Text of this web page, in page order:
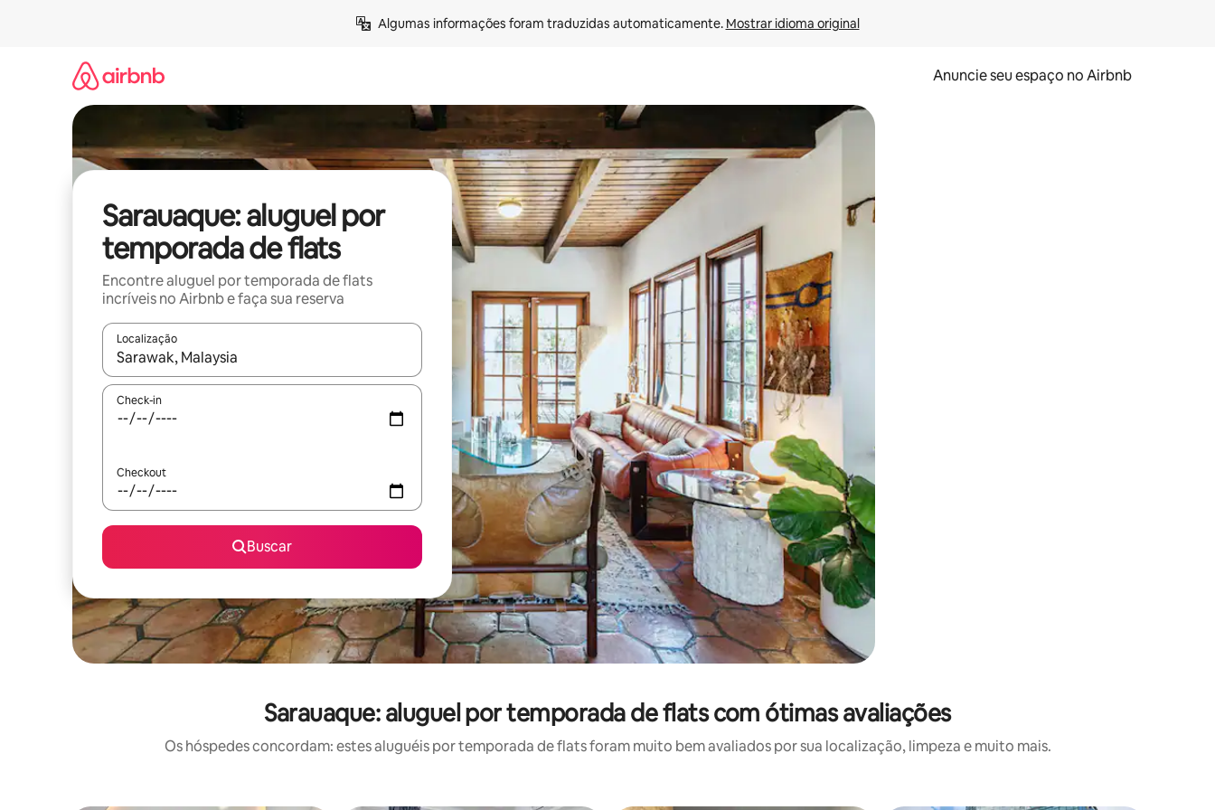
Algumas informações foram traduzidas automaticamente. Mostrar idioma original
Anuncie seu espaço no Airbnb
Sarauaque: aluguel por
temporada de flats
Encontre aluguel por temporada de flats
incríveis no Airbnb e faça sua reserva
Localização
Quando os resultados estiverem disponíveis, explore-os usando as seta para cima e para baixo do teclado ou tocando e deslizando o dedo na tela.
Check-in
Checkout
Buscar
Sarauaque: aluguel por temporada de flats com ótimas avaliações
Os hóspedes concordam: estes aluguéis por temporada de flats foram muito bem avaliados por sua localização, limpeza e muito mais.